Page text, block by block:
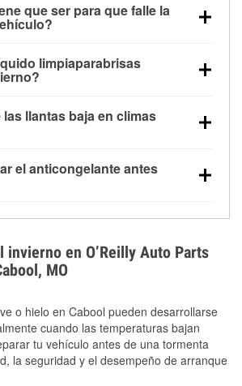
que ser para que falle la
°F y puede perder hasta la mitad de
cerca de los 0 °F, lo que
limpiaparabrisas
a disolver la sal y la nieve
para mejorar la visibilidad.
llantas baja en climas
por cada 10 °F que baja la
obtener más información sobre
el anticongelante antes
en condiciones de frío
cómo comprobar la protección
nuestra sección How-To.
invierno en O’Reilly Auto Parts
MO
o hielo en Cabool pueden desarrollarse
cuando las temperaturas bajan
tu vehículo antes de una tormenta
la seguridad y el desempeño de arranque